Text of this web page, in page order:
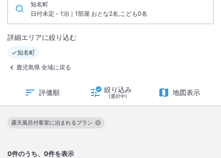
知名町
日付未定 - 1泊｜1部屋 おとな2名,こども0名
詳細エリアに絞り込む
知名町
鹿児島県 全域に戻る
評価順 絞り込み
(選択中) 地図表示
0件のうち、0件を表示
露天風呂付客室に泊まれるプラン
この絞り込み条件を解除